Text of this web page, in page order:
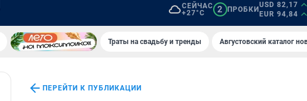
СЕЙЧАС
+27°C
2 ПРОБКИ
USD 82,17
EUR 94,84
Траты на свадьбу и тренды Августовский каталог
ПЕРЕЙТИ К ПУБЛИКАЦИИ